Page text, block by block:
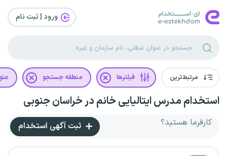
ورود | ثبت‌ نام
مرتبط‌ترین فیلترها منطقه جستجو
استخدام مدرس ایتالیایی خانم در خراسان جنوبی
کارفرما هستید؟ ثبت آگهی استخدام